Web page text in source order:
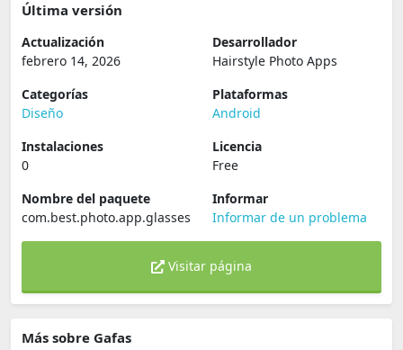
Última versión
Actualización
febrero 14, 2026
Desarrollador
Hairstyle Photo Apps
Categorías
Diseño
Plataformas
Android
Instalaciones
0
Licencia
Free
Nombre del paquete
com.best.photo.app.glasses
Informar
Informar de un problema
Visitar página
Más sobre Gafas